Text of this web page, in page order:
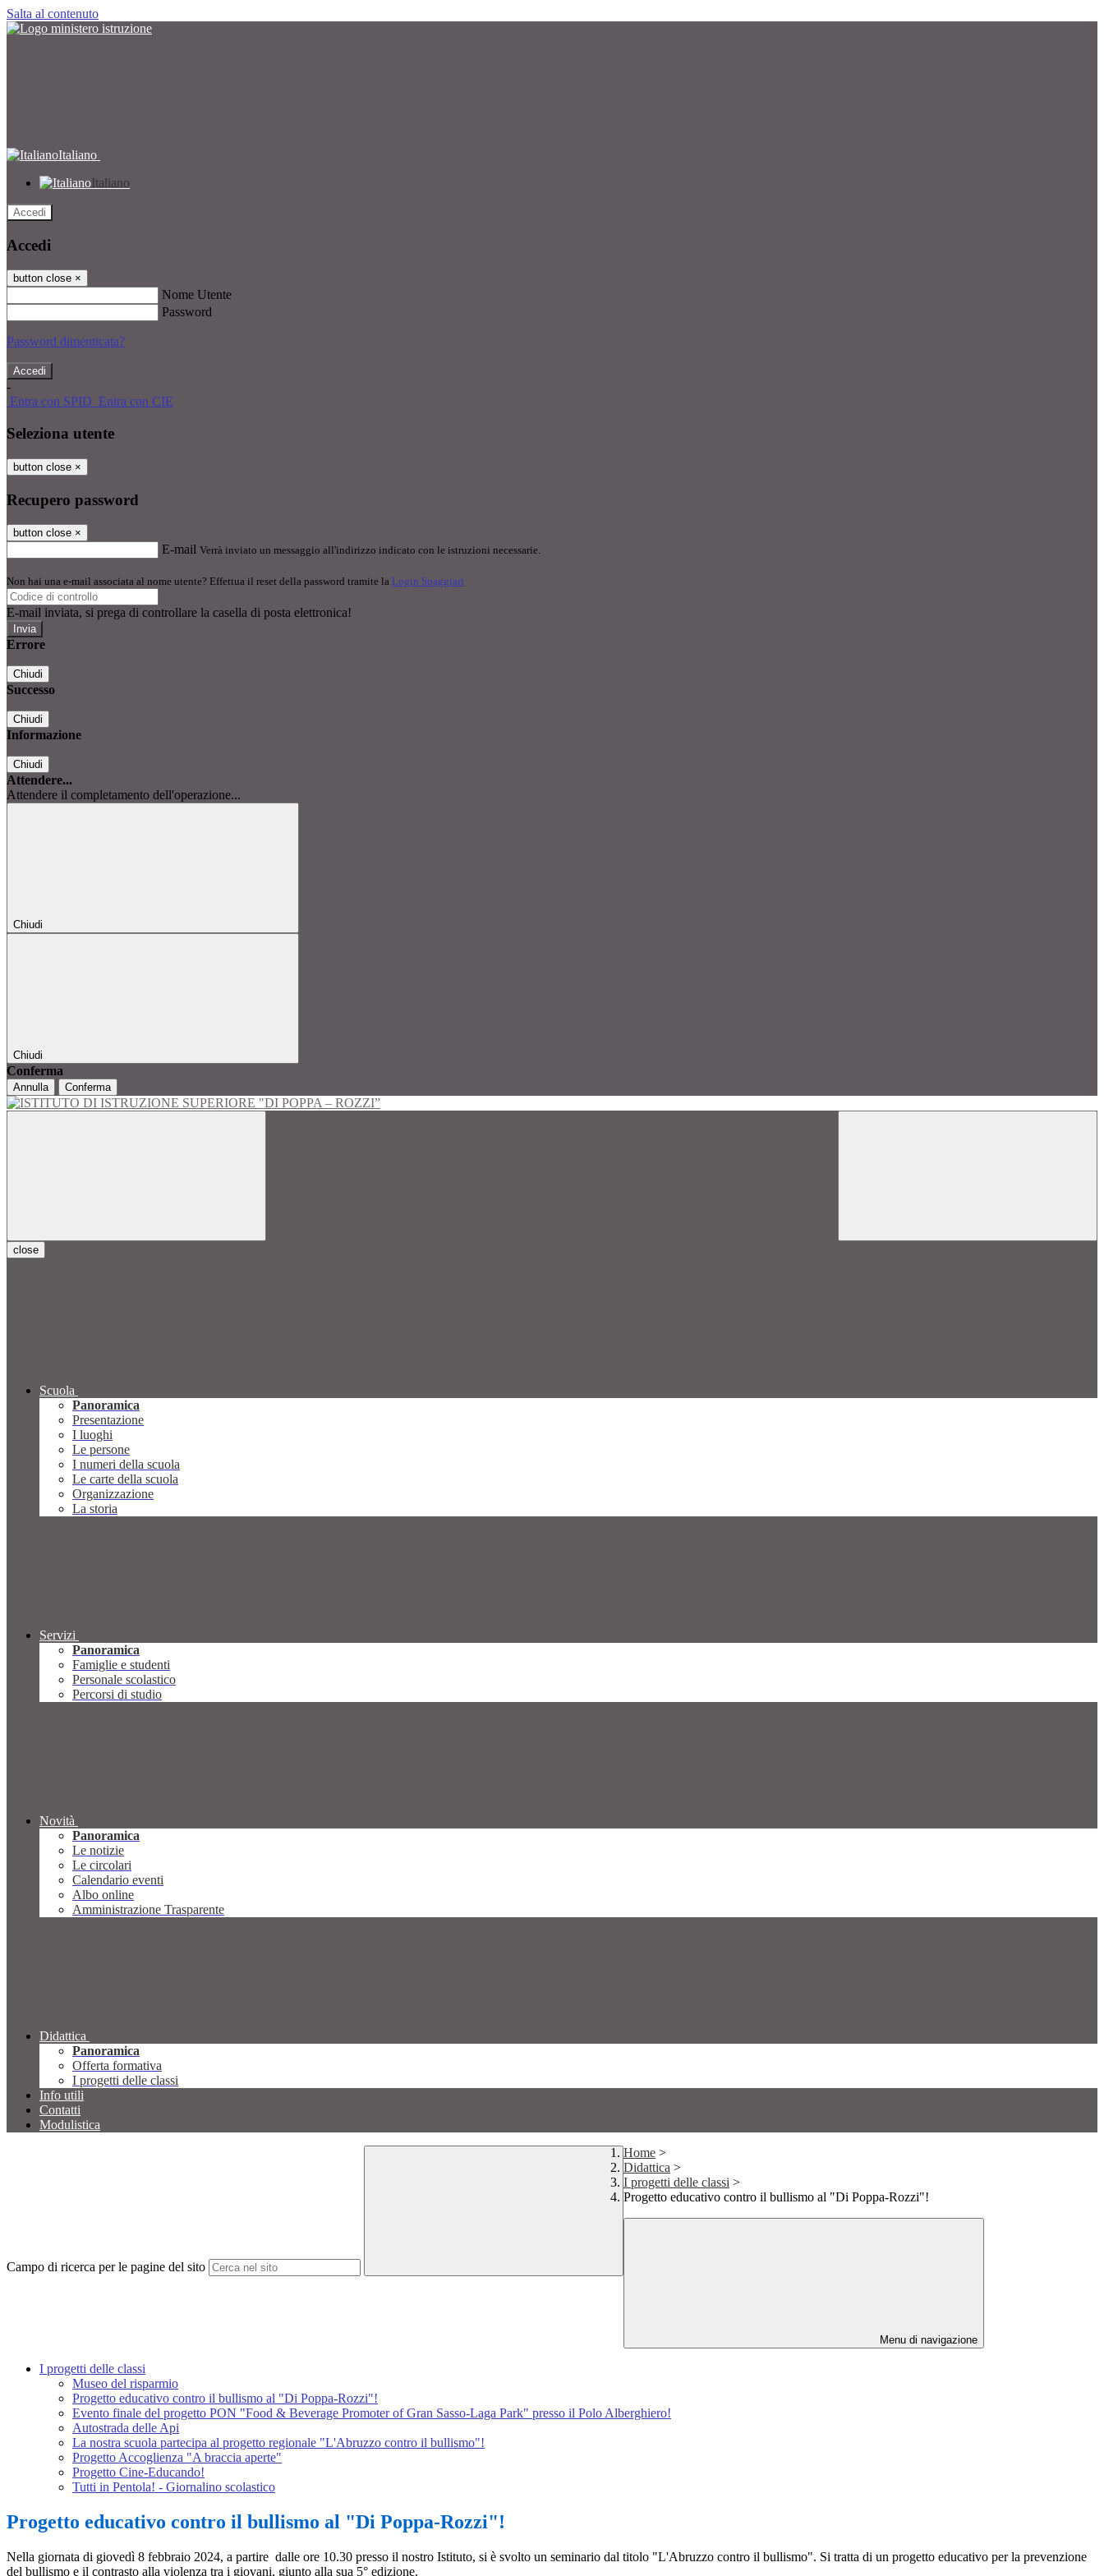
Salta al contenuto
Italiano
Italiano
Accedi
Accedi
button close ×
Nome Utente
Password
Password dimenticata?
-
Entra con SPID Entra con CIE
Seleziona utente
button close ×
Recupero password
button close ×
E-mail Verrà inviato un messaggio all'indirizzo indicato con le istruzioni necessarie.
Non hai una e-mail associata al nome utente? Effettua il reset della password tramite la Login Spaggiari
E-mail inviata, si prega di controllare la casella di posta elettronica!
Errore
Chiudi
Successo
Chiudi
Informazione
Chiudi
Attendere...
Attendere il completamento dell'operazione...
Chiudi
Chiudi
Conferma
Annulla Conferma
close
Scuola
Panoramica
Presentazione
I luoghi
Le persone
I numeri della scuola
Le carte della scuola
Organizzazione
La storia
Servizi
Panoramica
Famiglie e studenti
Personale scolastico
Percorsi di studio
Novità
Panoramica
Le notizie
Le circolari
Calendario eventi
Albo online
Amministrazione Trasparente
Didattica
Panoramica
Offerta formativa
I progetti delle classi
Info utili
Contatti
Modulistica
Campo di ricerca per le pagine del sito
Home >
Didattica >
I progetti delle classi >
Progetto educativo contro il bullismo al "Di Poppa-Rozzi"!
Menu di navigazione
I progetti delle classi
Museo del risparmio
Progetto educativo contro il bullismo al "Di Poppa-Rozzi"!
Evento finale del progetto PON "Food & Beverage Promoter of Gran Sasso-Laga Park" presso il Polo Alberghiero!
Autostrada delle Api
La nostra scuola partecipa al progetto regionale "L'Abruzzo contro il bullismo"!
Progetto Accoglienza "A braccia aperte"
Progetto Cine-Educando!
Tutti in Pentola! - Giornalino scolastico
Progetto educativo contro il bullismo al "Di Poppa-Rozzi"!
Nella giornata di giovedì 8 febbraio 2024, a partire dalle ore 10.30 presso il nostro Istituto, si è svolto un seminario dal titolo "L'Abruzzo contro il bullismo". Si tratta di un progetto educativo per la prevenzione
del bullismo e il contrasto alla violenza tra i giovani, giunto alla sua 5° edizione.